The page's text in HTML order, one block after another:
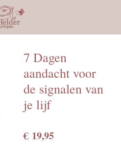
7 Dagen
aandacht voor
de signalen van
je lijf
€ 19,95